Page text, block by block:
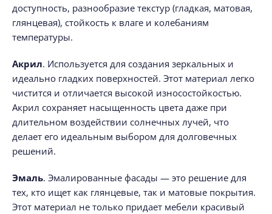
доступность, разнообразие текстур (гладкая, матовая,
глянцевая), стойкость к влаге и колебаниям
температуры.
Акрил. Используется для создания зеркальных и
идеально гладких поверхностей. Этот материал легко
чистится и отличается высокой износостойкостью.
Акрил сохраняет насыщенность цвета даже при
длительном воздействии солнечных лучей, что
делает его идеальным выбором для долговечных
решений.
Эмаль. Эмалированные фасады — это решение для
тех, кто ищет как глянцевые, так и матовые покрытия.
Этот материал не только придает мебели красивый